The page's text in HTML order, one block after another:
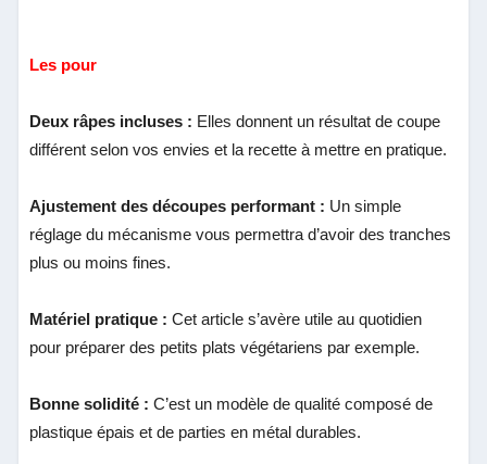
Les pour
Deux râpes incluses : Elles donnent un résultat de coupe
différent selon vos envies et la recette à mettre en pratique.
Ajustement des découpes performant : Un simple
réglage du mécanisme vous permettra d’avoir des tranches
plus ou moins fines.
Matériel pratique :Cet article s’avère utile au quotidien
pour préparer des petits plats végétariens par exemple.
Bonne solidité :C’est un modèle de qualité composé de
plastique épais et de parties en métal durables.